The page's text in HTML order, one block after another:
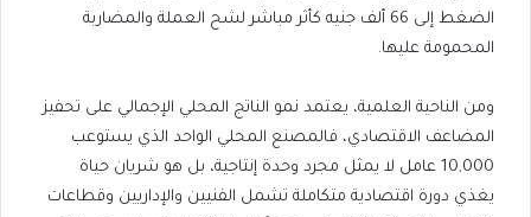
الضغط إلى 66 ألف جنيه كأثر مباشر لشح العملة والمضاربة
المحمومة عليها.
ومن الناحية العلمية، يعتمد نمو الناتج المحلي الإجمالي على تحفيز
المضاعف الاقتصادي، فالمصنع المحلي الواحد الذي يستوعب
10,000 عامل لا يمثل مجرد وحدة إنتاجية، بل هو شريان حياة
يغذي دورة اقتصادية متكاملة تشمل الفنيين والإداريين وقطاعات